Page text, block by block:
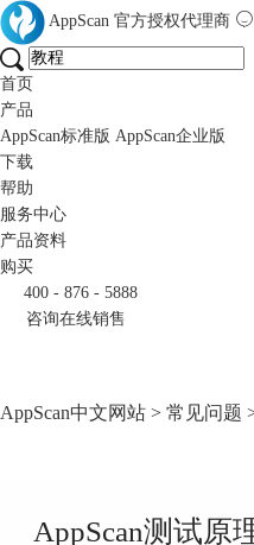
AppScan 官方授权代理商
首页
产品
AppScan标准版 AppScan企业版
下载
帮助
服务中心
产品资料
购买
400 - 876 - 5888
咨询在线销售
AppScan中文网站 > 常见问题
AppScan测试原